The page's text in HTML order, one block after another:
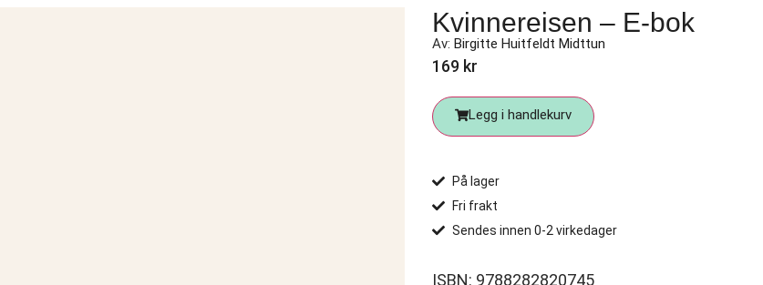
Kvinnereisen – E-bok
Av: Birgitte Huitfeldt Midttun
169 kr
Legg i handlekurv
På lager
Fri frakt
Sendes innen 0-2 virkedager
ISBN: 9788282820745